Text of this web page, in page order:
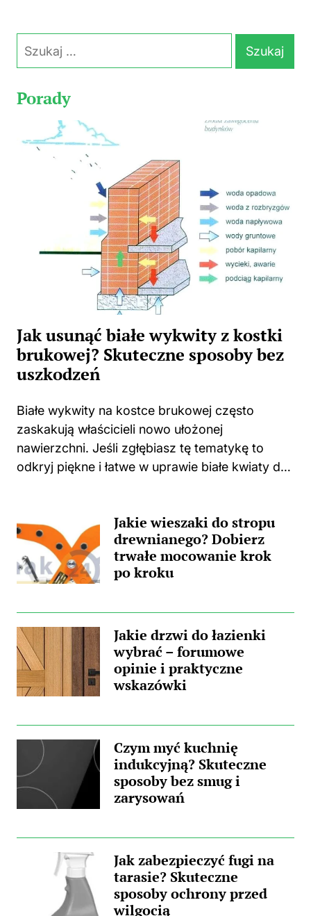
Szukaj:
Porady
Jak usunąć białe wykwity z kostki
brukowej? Skuteczne sposoby bez
uszkodzeń
Białe wykwity na kostce brukowej często
zaskakują właścicieli nowo ułożonej
nawierzchni. Jeśli zgłębiasz tę tematykę to
odkryj piękne i łatwe w uprawie białe kwiaty do
położona kostka zaczyna...Jakie wieszaki do stropu
drewnianego? Dobierz
trwałe mocowanie krok
po kroku
Jakie drzwi do łazienki
wybrać – forumowe
opinie i praktyczne
wskazówki
Czym myć kuchnię
indukcyjną? Skuteczne
sposoby bez smug i
zarysowań
Jak zabezpieczyć fugi na
tarasie? Skuteczne
sposoby ochrony przed
wilgocią